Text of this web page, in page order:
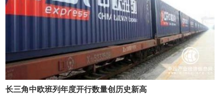
长三角中欧班列年度开行数量创历史新高